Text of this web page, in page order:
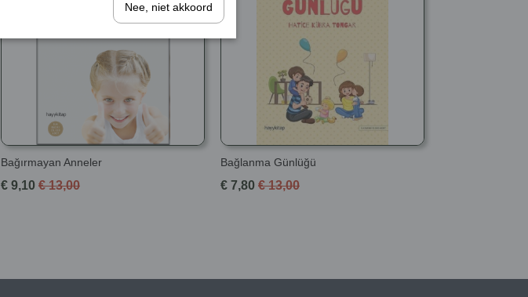
Bağırmayan Anneler
€ 9,10 € 13,00
Bağlanma Günlüğü
€ 7,80 € 13,00
Nee, niet akkoord